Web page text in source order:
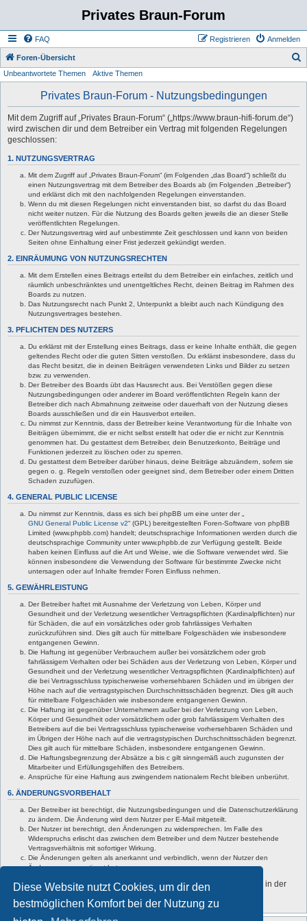
Diese Website nutzt Cookies, um dir den
bestmöglichen Komfort bei der Nutzung zu
Privates Braun-Forum
FAQ Anmelden
Registrieren
Foren-Übersicht
Unbeantwortete Themen Aktive Themen
Privates Braun-Forum - Nutzungsbedingungen
Mit dem Zugriff auf „Privates Braun-Forum“ („https://www.braun-hifi-forum.de“)
wird zwischen dir und dem Betreiber ein Vertrag mit folgenden Regelungen
geschlossen:
1. NUTZUNGSVERTRAG
Mit dem Zugriff auf „Privates Braun-Forum“ (im Folgenden „das Board“) schließt du
einen Nutzungsvertrag mit dem Betreiber des Boards ab (im Folgenden „Betreiber“)
und erklärst dich mit den nachfolgenden Regelungen einverstanden.
Wenn du mit diesen Regelungen nicht einverstanden bist, so darfst du das Board
nicht weiter nutzen. Für die Nutzung des Boards gelten jeweils die an dieser Stelle
veröffentlichten Regelungen.
Der Nutzungsvertrag wird auf unbestimmte Zeit geschlossen und kann von beiden
Seiten ohne Einhaltung einer Frist jederzeit gekündigt werden.
2. EINRÄUMUNG VON NUTZUNGSRECHTEN
Mit dem Erstellen eines Beitrags erteilst du dem Betreiber ein einfaches, zeitlich und
räumlich unbeschränktes und unentgeltliches Recht, deinen Beitrag im Rahmen des
Boards zu nutzen.
Das Nutzungsrecht nach Punkt 2, Unterpunkt a bleibt auch nach Kündigung des
Nutzungsvertrages bestehen.
3. PFLICHTEN DES NUTZERS
Du erklärst mit der Erstellung eines Beitrags, dass er keine Inhalte enthält, die gegen
geltendes Recht oder die guten Sitten verstoßen. Du erklärst insbesondere, dass du
das Recht besitzt, die in deinen Beiträgen verwendeten Links und Bilder zu setzen
bzw. zu verwenden.
Der Betreiber des Boards übt das Hausrecht aus. Bei Verstößen gegen diese
Nutzungsbedingungen oder anderer im Board veröffentlichten Regeln kann der
Betreiber dich nach Abmahnung zeitweise oder dauerhaft von der Nutzung dieses
Boards ausschließen und dir ein Hausverbot erteilen.
Du nimmst zur Kenntnis, dass der Betreiber keine Verantwortung für die Inhalte von
Beiträgen übernimmt, die er nicht selbst erstellt hat oder die er nicht zur Kenntnis
genommen hat. Du gestattest dem Betreiber, dein Benutzerkonto, Beiträge und
Funktionen jederzeit zu löschen oder zu sperren.
Du gestattest dem Betreiber darüber hinaus, deine Beiträge abzuändern, sofern sie
gegen o. g. Regeln verstoßen oder geeignet sind, dem Betreiber oder einem Dritten
Schaden zuzufügen.
4. GENERAL PUBLIC LICENSE
Du nimmst zur Kenntnis, dass es sich bei phpBB um eine unter der „
GNU General Public License v2“ (GPL) bereitgestellten Foren-Software von phpBB
Limited (www.phpbb.com) handelt; deutschsprachige Informationen werden durch die
deutschsprachige Community unter www.phpbb.de zur Verfügung gestellt. Beide
haben keinen Einfluss auf die Art und Weise, wie die Software verwendet wird. Sie
können insbesondere die Verwendung der Software für bestimmte Zwecke nicht
untersagen oder auf Inhalte fremder Foren Einfluss nehmen.
5. GEWÄHRLEISTUNG
Der Betreiber haftet mit Ausnahme der Verletzung von Leben, Körper und
Gesundheit und der Verletzung wesentlicher Vertragspflichten (Kardinalpflichten) nur
für Schäden, die auf ein vorsätzliches oder grob fahrlässiges Verhalten
zurückzuführen sind. Dies gilt auch für mittelbare Folgeschäden wie insbesondere
entgangenen Gewinn.
Die Haftung ist gegenüber Verbrauchern außer bei vorsätzlichem oder grob
fahrlässigem Verhalten oder bei Schäden aus der Verletzung von Leben, Körper und
Gesundheit und der Verletzung wesentlicher Vertragspflichten (Kardinalpflichten) auf
die bei Vertragsschluss typischerweise vorhersehbaren Schäden und im übrigen der
Höhe nach auf die vertragstypischen Durchschnittsschäden begrenzt. Dies gilt auch
für mittelbare Folgeschäden wie insbesondere entgangenen Gewinn.
Die Haftung ist gegenüber Unternehmern außer bei der Verletzung von Leben,
Körper und Gesundheit oder vorsätzlichem oder grob fahrlässigem Verhalten des
Betreibers auf die bei Vertragsschluss typischerweise vorhersehbaren Schäden und
im Übrigen der Höhe nach auf die vertragstypischen Durchschnittsschäden begrenzt.
Dies gilt auch für mittelbare Schäden, insbesondere entgangenen Gewinn.
Die Haftungsbegrenzung der Absätze a bis c gilt sinngemäß auch zugunsten der
Mitarbeiter und Erfüllungsgehilfen des Betreibers.
Ansprüche für eine Haftung aus zwingendem nationalem Recht bleiben unberührt.
6. ÄNDERUNGSVORBEHALT
Der Betreiber ist berechtigt, die Nutzungsbedingungen und die Datenschutzerklärung
zu ändern. Die Änderung wird dem Nutzer per E-Mail mitgeteilt.
Der Nutzer ist berechtigt, den Änderungen zu widersprechen. Im Falle des
Widerspruchs erlischt das zwischen dem Betreiber und dem Nutzer bestehende
Vertragsverhältnis mit sofortiger Wirkung.
Die Änderungen gelten als anerkannt und verbindlich, wenn der Nutzer den
Änderungen zugestimmt hat.
Informationen über den Umgang mit deinen persönlichen Daten sind in der